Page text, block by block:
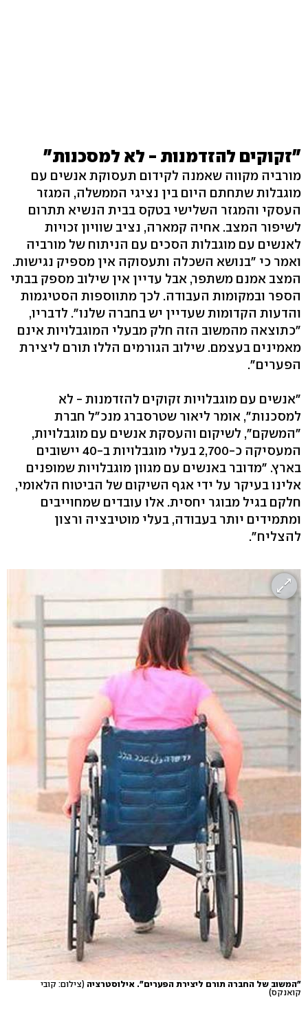
"זקוקים להזדמנות - לא למסכנות"
מורביה מקווה שאמנה לקידום תעסוקת אנשים עם
מוגבלות שתחתם היום בין נציגי הממשלה, המגזר
העסקי והמגזר השלישי בטקס בבית הנשיא תתרום
לשיפור המצב. אחיה קמארה, נציב שוויון זכויות
לאנשים עם מוגבלות הסכים עם הניתוח של מורביה
ואמר כי "בנושא השכלה ותעסוקה אין מספיק נגישות.
המצב אמנם משתפר, אבל עדיין אין שילוב מספק בבתי
הספר ובמקומות העבודה. לכך מתווספות הסטיגמות
והדעות הקדומות שעדיין יש בחברה שלנו". לדבריו,
"כתוצאה מהמשוב הזה חלק מבעלי המוגבלויות אינם
מאמינים בעצמם. שילוב הגורמים הללו תורם ליצירת
הפערים".
"אנשים עם מוגבלויות זקוקים להזדמנות - לא
למסכנות", אומר ליאור שטרסברג מנכ"ל חברת
"המשקם", לשיקום והעסקת אנשים עם מוגבלויות,
המעסיקה כ-2,700 בעלי מוגבלויות ב-40 יישובים
בארץ. "מדובר באנשים עם מגוון מוגבלויות שמופנים
אלינו בעיקר על ידי אגף השיקום של הביטוח הלאומי,
חלקם בגיל מבוגר יחסית. אלו עובדים שמחוייבים
ומתמידים יותר בעבודה, בעלי מוטיבציה ורצון
להצליח".
"המשוב של החברה תורם ליצירת הפערים". אילוסטרציה (צילום: קובי
קואנקס)